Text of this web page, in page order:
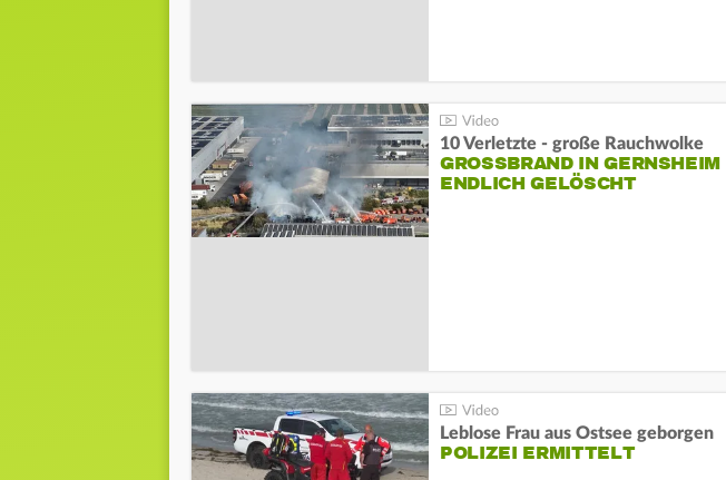
10 Verletzte - große Rauchwolke
GROSSBRAND IN GERNSHEIM E
NDLICH GELÖSCHT
Leblose Frau aus Ostsee geborgen
POLIZEI ERMITTELT